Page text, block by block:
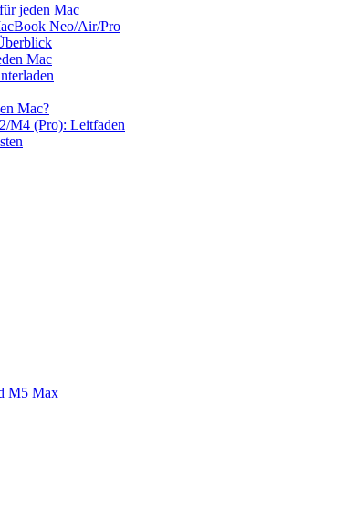
jeden Mac
Neo/Air/Pro
Mac
Mac?
M4 (Pro): Leitfaden
M5 Max